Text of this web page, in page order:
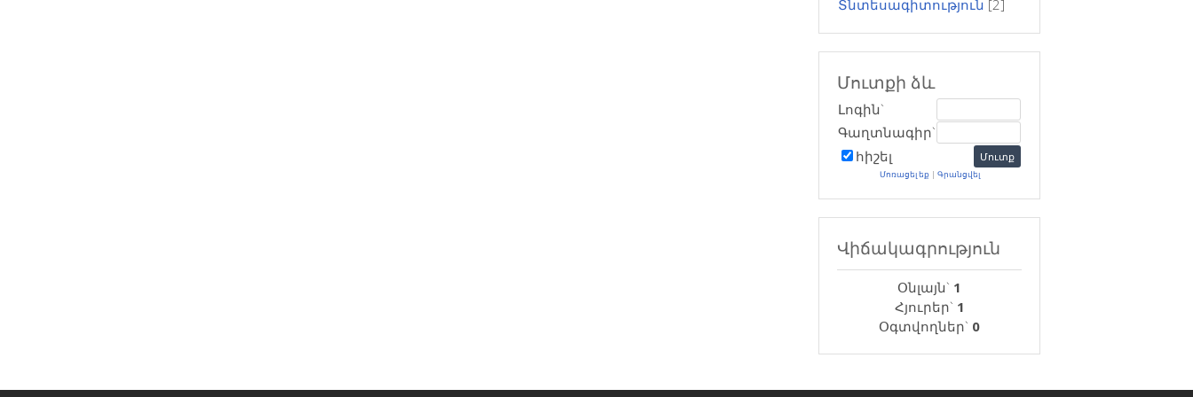
Տնտեսագիտություն [2]
Մուտքի ձև
Լոգին`
Գաղտնագիր`
հիշել
Մոռացել եք| Գրանցվել
Վիճակագրություն
Օնլայն` 1
Հյուրեր` 1
Օգտվողներ` 0